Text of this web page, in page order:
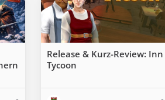
Release & Kurz-Review: Inn
Tycoon